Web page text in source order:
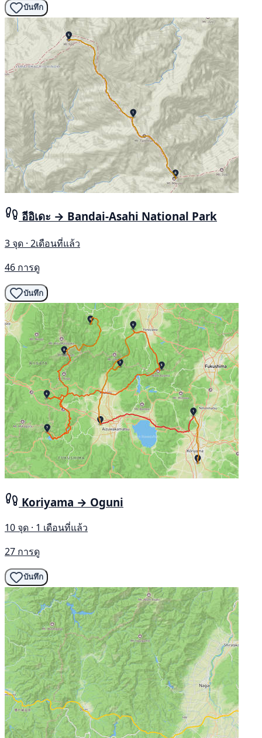
บันทึก
อีอิเดะ → Bandai-Asahi National Park
3 จุด · 2เดือนที่แล้ว
46 การดู
บันทึก
Koriyama → Oguni
10 จุด · 1 เดือนที่แล้ว
27 การดู
บันทึก